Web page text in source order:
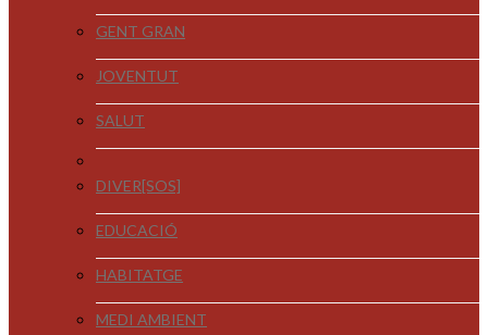
GENT GRAN
JOVENTUT
SALUT
DIVER[SOS]
EDUCACIÓ
HABITATGE
MEDI AMBIENT